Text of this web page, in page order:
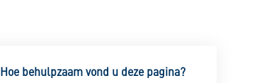
Hoe behulpzaam vond u deze pagina?